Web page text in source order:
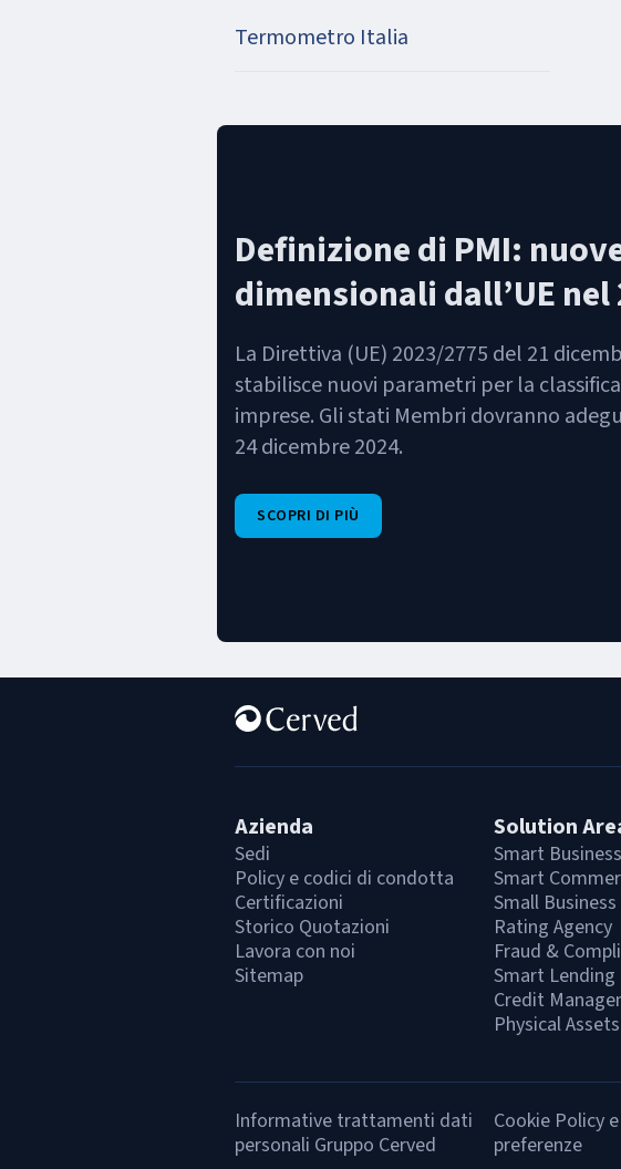
Termometro Italia
Definizione di PMI:
dimensionali dall’UE nel
La Direttiva (UE) 2023/2775 del 21
stabilisce nuovi parametri per la
imprese. Gli stati Membri dovranno
24 dicembre 2024.
SCOPRI DI PIÙ
Azienda
Sedi
Policy e codici di condotta
Certificazioni
Storico Quotazioni
Lavora con noi
Sitemap
Solution
Smart Business
Smart
Small Business
Rating Agency
Fraud &
Smart Lending
Credit
Physical
Informative trattamenti dati
personali Gruppo Cerved
Cookie Policy
preferenze